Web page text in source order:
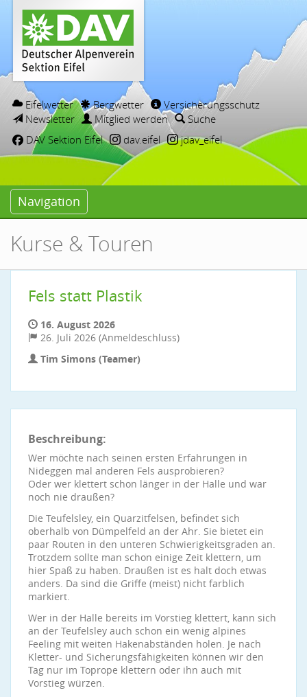
Eifelwetter Bergwetter
Versicherungsschutz
Newsletter
Mitglied werden
Suche
DAV Sektion Eifel
dav.eifel jdav_eifel
Navigation
Kurse & Touren
Fels statt Plastik
16. August 2026
26. Juli 2026 (Anmeldeschluss)
Tim Simons (Teamer)
Beschreibung:
Wer möchte nach seinen ersten Erfahrungen in
Nideggen mal anderen Fels ausprobieren?
Oder wer klettert schon länger in der Halle und war
noch nie draußen?
Die Teufelsley, ein Quarzitfelsen, befindet sich
oberhalb von Dümpelfeld an der Ahr. Sie bietet ein
paar Routen in den unteren Schwierigkeitsgraden an.
Trotzdem sollte man schon einige Zeit klettern, um
hier Spaß zu haben. Draußen ist es halt doch etwas
anders. Da sind die Griffe (meist) nicht farblich
markiert.
Wer in der Halle bereits im Vorstieg klettert, kann sich
an der Teufelsley auch schon ein wenig alpines
Feeling mit weiten Hakenabständen holen. Je nach
Kletter- und Sicherungsfähigkeiten können wir den
Tag nur im Toprope klettern oder ihn auch mit
Vorstieg würzen.